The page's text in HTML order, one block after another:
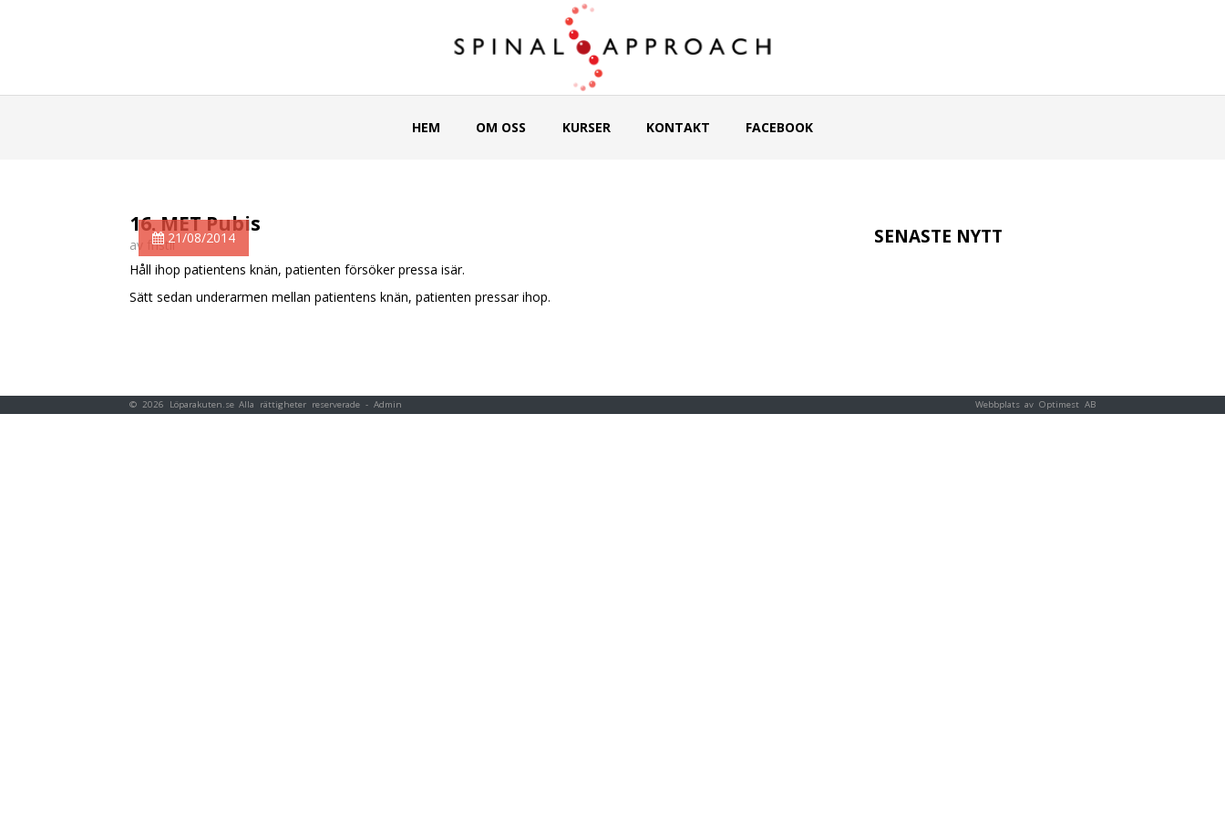
HEM OM OSS KURSER KONTAKT FACEBOOK
21/08/2014
16. MET Pubis
av fristil
Håll ihop patientens knän, patienten försöker pressa isär.
Sätt sedan underarmen mellan patientens knän, patienten pressar ihop.
SENASTE NYTT
© 2026 Löparakuten.se Alla rättigheter reserverade - Admin Webbplats av Optimest AB